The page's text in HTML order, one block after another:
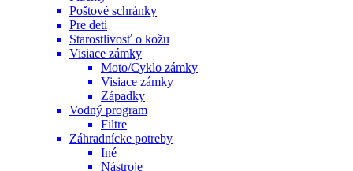
Poštové schránky
Pre deti
Starostlivosť o kožu
Visiace zámky
Moto/Cyklo zámky
Visiace zámky
Západky
Vodný program
Filtre
Záhradnícke potreby
Iné
Nástroje